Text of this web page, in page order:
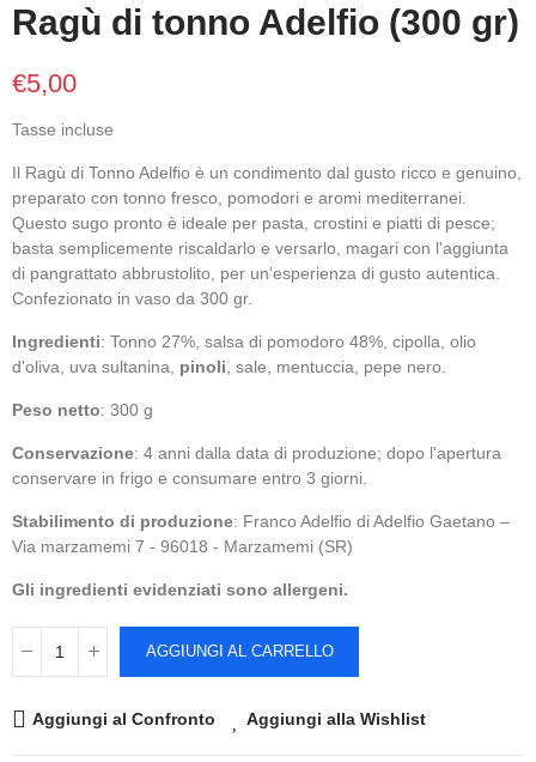
Ragù di tonno Adelfio (300 gr)
€5,00
Tasse incluse
Il Ragù di Tonno Adelfio è un condimento dal gusto ricco e genuino,
preparato con tonno fresco, pomodori e aromi mediterranei.
Questo sugo pronto è ideale per pasta, crostini e piatti di pesce;
basta semplicemente riscaldarlo e versarlo, magari con l'aggiunta
di pangrattato abbrustolito, per un’esperienza di gusto autentica.
Confezionato in vaso da 300 gr.
Ingredienti: Tonno 27%, salsa di pomodoro 48%, cipolla, olio
d'oliva, uva sultanina, pinoli , sale, mentuccia, pepe nero.
Peso netto: 300 g
Conservazione: 4 anni dalla data di produzione; dopo l'apertura
conservare in frigo e consumare entro 3 giorni.
Stabilimento di produzione: Franco Adelfio di Adelfio Gaetano –
Via marzamemi 7 - 96018 - Marzamemi (SR)
Gli ingredienti evidenziati sono allergeni.
AGGIUNGI AL CARRELLO
Aggiungi al Confronto Aggiungi alla Wishlist